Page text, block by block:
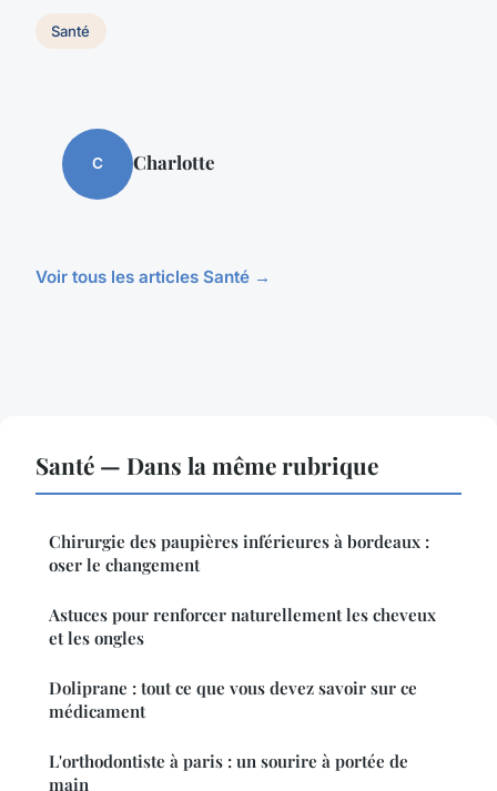
Santé
C Charlotte
Voir tous les articles Santé →
Santé — Dans la même rubrique
Chirurgie des paupières inférieures à bordeaux :
oser le changement
Astuces pour renforcer naturellement les cheveux
et les ongles
Doliprane : tout ce que vous devez savoir sur ce
médicament
L'orthodontiste à paris : un sourire à portée de
main